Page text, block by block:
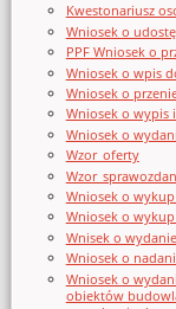
Kwestonariusz
Wniosek o
PPF Wniosek o
Wniosek o wpis
Wniosek o
Wniosek o wypis
Wniosek o
Wzor_oferty
Wniosek o
Wniosek o
Wnisek o
Wniosek o
Wniosek o
obiektów